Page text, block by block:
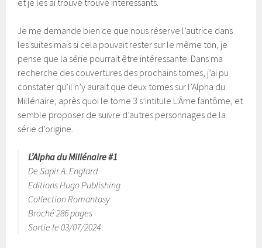
Je me demande bien ce que nous réserve l’autrice dans
les suites mais si cela pouvait rester sur le même ton, je
pense que la série pourrait être intéressante. Dans ma
recherche des couvertures des prochains tomes, j’ai pu
constater qu’il n’y aurait que deux tomes sur l’Alpha du
Millénaire, après quoi le tome 3 s’intitule L’Âme fantôme, et
semble proposer de suivre d’autres personnages de la
série d’origine.
L’Alpha du Millénaire #1
De Sapir A. Englard
Editions Hugo Publishing
Collection Romantasy
Broché 286 pages
Sortie le 03/07/2024